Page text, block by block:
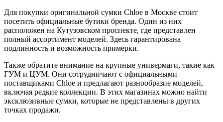
Для покупки оригинальной сумки Chloe в Москве стоит
посетить официальные бутики бренда. Один из них
расположен на Кутузовском проспекте, где представлен
полный ассортимент моделей. Здесь гарантирована
подлинность и возможность примерки.
Также обратите внимание на крупные универмаги, такие как
ГУМ и ЦУМ. Они сотрудничают с официальными
поставщиками Chloe и предлагают разнообразие моделей,
включая редкие коллекции. В этих магазинах можно найти
эксклюзивные сумки, которые не представлены в других
точках продажи.